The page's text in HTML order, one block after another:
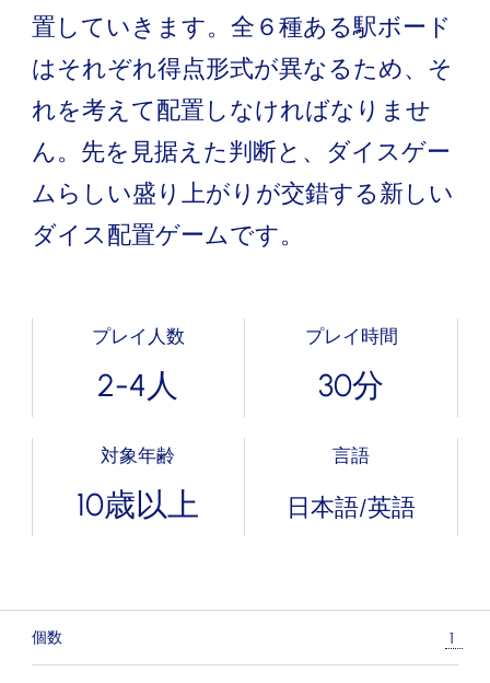
置していきます。全６種ある駅ボード
はそれぞれ得点形式が異なるため、そ
れを考えて配置しなければなりませ
ん。先を見据えた判断と、ダイスゲー
ムらしい盛り上がりが交錯する新しい
ダイス配置ゲームです。
プレイ人数
2-4人
プレイ時間
30分
対象年齢
10歳以上
言語
日本語/英語
個数